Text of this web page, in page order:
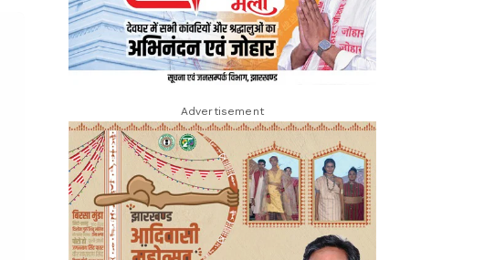
Advertisement